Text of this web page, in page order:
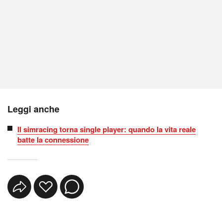
Leggi anche
Il simracing torna single player: quando la vita reale
batte la connessione